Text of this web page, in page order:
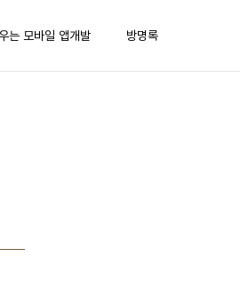
는 모바일 앱개발 방명록